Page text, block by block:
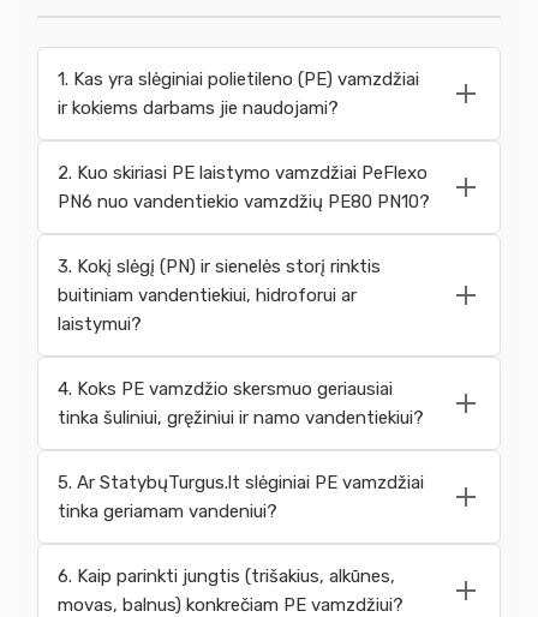
1. Kas yra slėginiai polietileno (PE) vamzdžiai
ir kokiems darbams jie naudojami?
2. Kuo skiriasi PE laistymo vamzdžiai PeFlexo
PN6 nuo vandentiekio vamzdžių PE80 PN10?
3. Kokį slėgį (PN) ir sienelės storį rinktis
buitiniam vandentiekiui, hidroforui ar
laistymui?
4. Koks PE vamzdžio skersmuo geriausiai
tinka šuliniui, gręžiniui ir namo vandentiekiui?
5. Ar StatybųTurgus.lt slėginiai PE vamzdžiai
tinka geriamam vandeniui?
6. Kaip parinkti jungtis (trišakius, alkūnes,
movas, balnus) konkrečiam PE vamzdžiui?